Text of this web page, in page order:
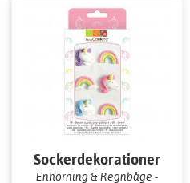
Sockerdekorationer
Enhörning & Regnbåge -